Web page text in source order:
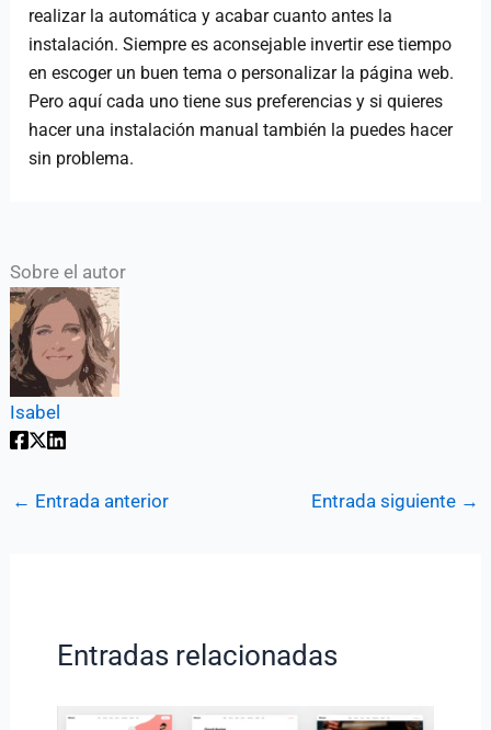
realizar la automática y acabar cuanto antes la
instalación. Siempre es aconsejable invertir ese tiempo
en escoger un buen tema o personalizar la página web.
Pero aquí cada uno tiene sus preferencias y si quieres
hacer una instalación manual también la puedes hacer
sin problema.
Sobre el autor
Isabel
← Entrada anterior Entrada siguiente →
Entradas relacionadas